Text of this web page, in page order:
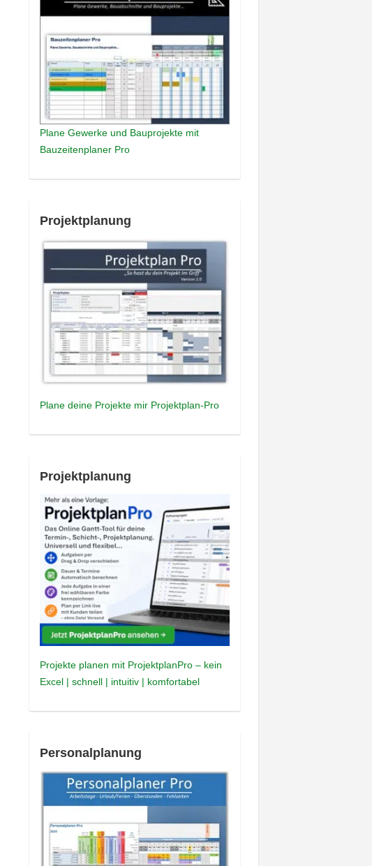
Plane Gewerke und Bauprojekte mit
Bauzeitenplaner Pro
Projektplanung
Plane deine Projekte mir Projektplan-Pro
Projektplanung
Projekte planen mit ProjektplanPro – kein
Excel | schnell | intuitiv | komfortabel
Personalplanung